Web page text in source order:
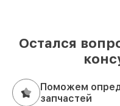
Остался
Поможем
запчастей